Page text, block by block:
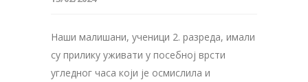
Наши малишани, ученици 2. разреда, имали
су прилику уживати у посебној врсти
угледног часа који је осмислила и